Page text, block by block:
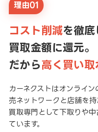
理由01
コスト削減を徹底
買取金額に還元。
だから高く買い取
カーネクストはオンライ
売ネットワークと店舗を
買取専門として下取りや
ています。